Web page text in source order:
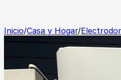
Inicio/Casa y Hogar/